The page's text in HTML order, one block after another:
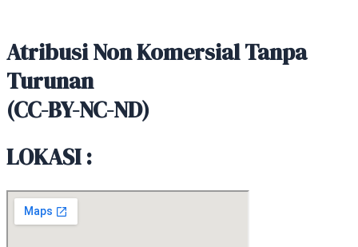
Atribusi Non Komersial Tanpa
Turunan
(CC-BY-NC-ND)
LOKASI :